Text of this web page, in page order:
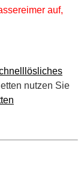
auf,
nutzen Sie